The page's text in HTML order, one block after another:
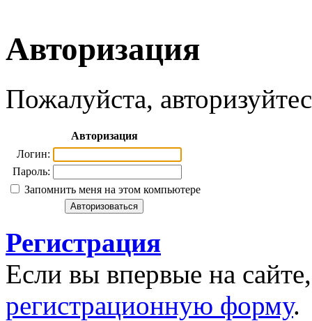
Авторизация
Пожалуйста,
Авторизация
Логин:
Пароль:
Запомнить меня на этом компьютере
Регистрация
Если вы впервые на
регистрационную форму.